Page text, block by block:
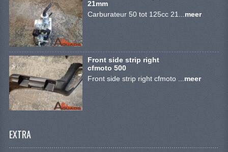
KABELS
MOTOR ONDERDELEN
REM SYSTEEM
21mm
Carburateur 50 tot 125cc 21...meer
Front side strip right
cfmoto 500
Front side strip right cfmoto ... meer
EXTRA